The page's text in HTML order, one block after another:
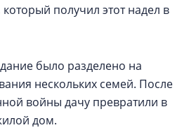
получил этот надел в
было разделено на
нескольких семей. После
войны дачу превратили в
дом.